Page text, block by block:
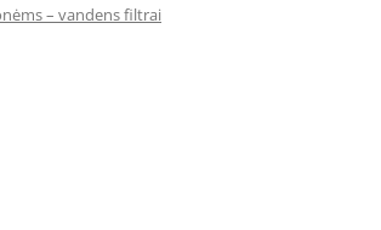
– vandens filtrai